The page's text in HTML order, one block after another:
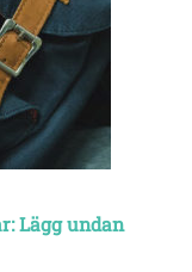
Lägg undan